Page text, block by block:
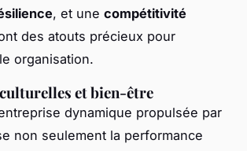
, et une compétitivité
des atouts précieux pour
organisation.
et bien-être
dynamique propulsée par
non seulement la performance